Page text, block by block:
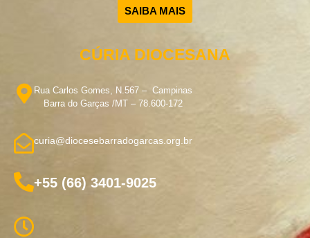
SAIBA MAIS
CÚRIA DIOCESANA
Rua Carlos Gomes, N.567 – Campinas
Barra do Garças /MT – 78.600-172
curia@diocesebarradogarcas.org.br
+55 (66) 3401-9025